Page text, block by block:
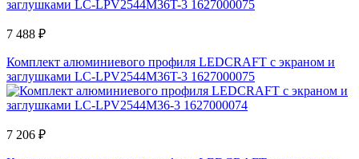
7 488 ₽
Комплект алюминиевого профиля LEDCRAFT с экраном и
заглушками LC-LPV2544M36T-3 1627000075
7 206 ₽